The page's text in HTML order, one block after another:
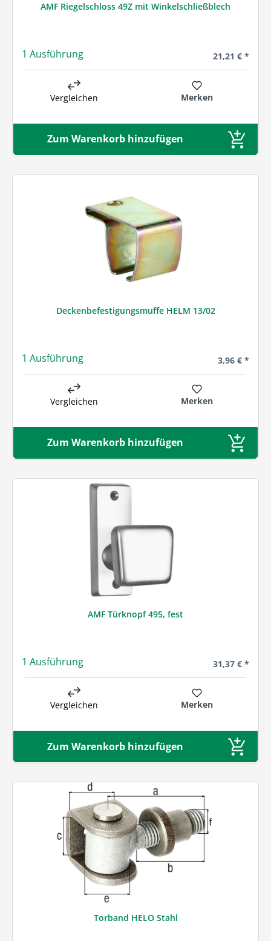
AMF Riegelschloss 49Z mit Winkelschließblech
1 Ausführung Regulärer
21,21 € *
Vergleichen Merken
Zum Warenkorb hinzufügen
Deckenbefestigungsmuffe HELM 13/02
1 Ausführung Regulärer
3,96 € *
Vergleichen Merken
Zum Warenkorb hinzufügen
AMF Türknopf 495, fest
1 Ausführung Regulärer
31,37 € *
Vergleichen Merken
Zum Warenkorb hinzufügen
Torband HELO Stahl